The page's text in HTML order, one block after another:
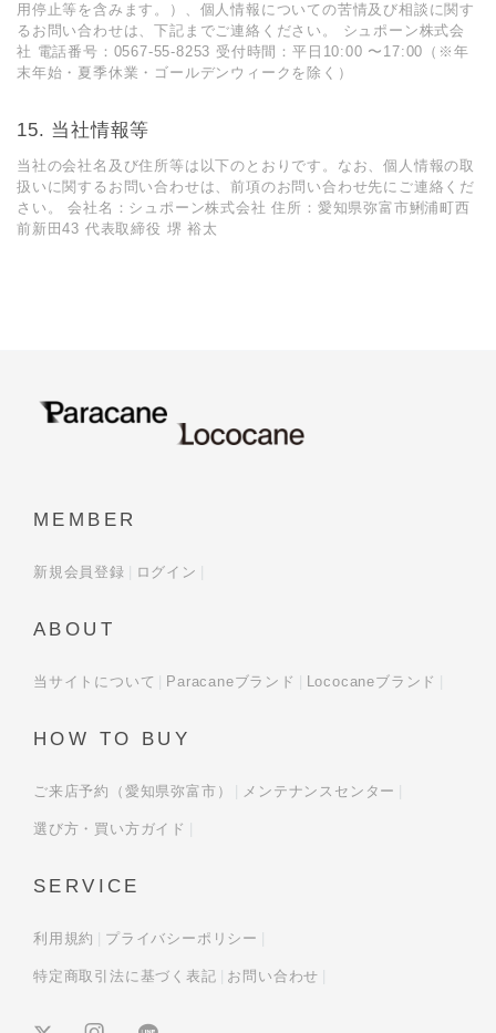
⽤停⽌等を含みます。）、個⼈情報についての苦情及び相談に関す
るお問い合わせは、下記までご連絡ください。 シュポーン株式会
社 電話番号：0567-55-8253 受付時間：平⽇10:00 〜17:00（※年
末年始・夏季休業・ゴールデンウィークを除く）
15. 当社情報等
当社の会社名及び住所等は以下のとおりです。なお、個⼈情報の取
扱いに関するお問い合わせは、前項のお問い合わせ先にご連絡くだ
さい。 会社名：シュポーン株式会社 住所：愛知県弥富市鯏浦町西
前新田43 代表取締役 堺 裕太
MEMBER
新規会員登録 ログイン
ABOUT
当サイトについて Paracaneブランド Lococaneブランド
HOW TO BUY
ご来店予約（愛知県弥富市） メンテナンスセンター
選び方・買い方ガイド
SERVICE
利用規約 プライバシーポリシー
特定商取引法に基づく表記 お問い合わせ